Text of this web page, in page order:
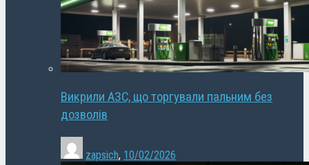
Викрили АЗС, що торгували пальним без
дозволів
zapsich, 10/02/2026